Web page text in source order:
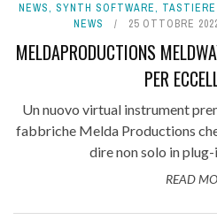
NEWS, SYNTH SOFTWARE,
NEWS
25 OTTOBRE
MELDAPRODUCTIONS
PER
Un nuovo virtual instrument
fabbriche Melda Productions
dire non solo in plug-
READ